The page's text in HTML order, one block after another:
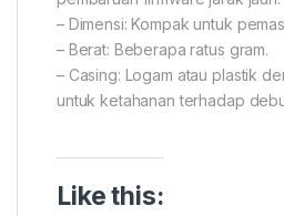
– Dimensi: Kompak untuk
– Berat: Beberapa ratus gram.
– Casing: Logam atau plastik
untuk ketahanan terhadap
Like this: